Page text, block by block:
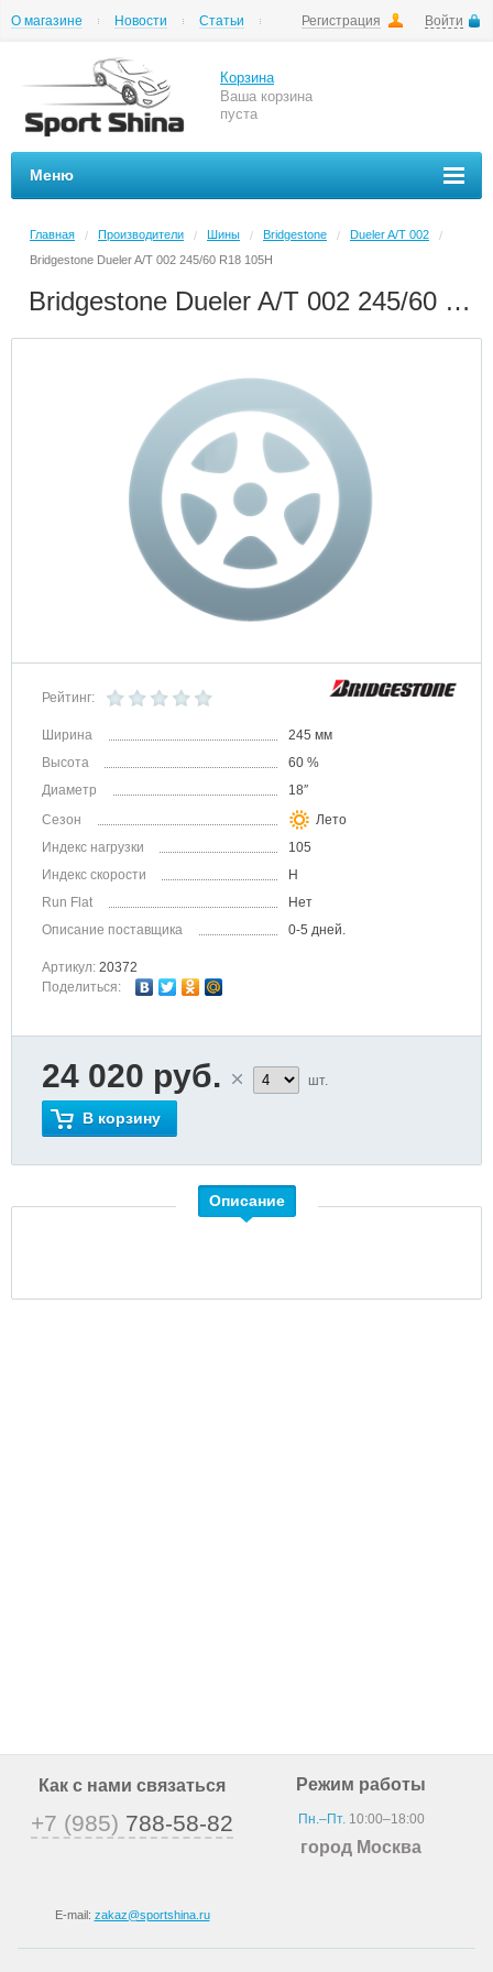
Регистрация Войти
О магазине Новости
Статьи
Корзина
Ваша корзина
пуста
Меню
Главная / Производители / Шины / Bridgestone / Dueler A/T 002
/
Bridgestone Dueler A/T 002 245/60 R18 105H
Bridgestone Dueler A/T 002 245/60 R18 105H
Рейтинг:
Ширина
245 мм
Высота
60 %
Диаметр
18″
Сезон
Лето
Индекс нагрузки
105
Индекс скорости
H
Run Flat
Нет
Описание поставщика
0-5 дней.
Артикул: 20372
Поделиться:
24 020 руб. шт.
В корзину
Описание
Как с нами связаться
+7 (985) 788-58-82
E-mail: zakaz@sportshina.ru
Режим работы
Пн.–Пт.10:00–18:00
город Москва